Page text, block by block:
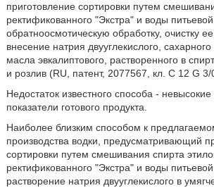
приготовление сортировки путем
ректификованного "Экстра" и воды
обратноосмотическую обработку, очистку
внесение натрия двууглекислого,
масла эвкалиптового, растворенного в
и розлив (RU, патент, 2077567, кл. C 12 G
Недостаток известного способа -
показатели готового продукта.
Наиболее близким способом к
производства водки, предусматривающий
сортировки путем смешивания спирта
ректификованного "Экстра" и воды
растворение натрия двууглекислого в